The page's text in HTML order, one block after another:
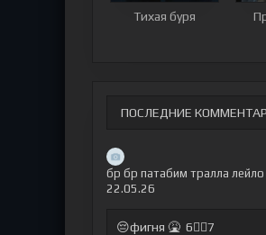
Тихая буря
ПОСЛЕДНИЕ
бр бр патабим тралла лейло
22.05.26
😔фигня 🤮 6🤷‍♂7